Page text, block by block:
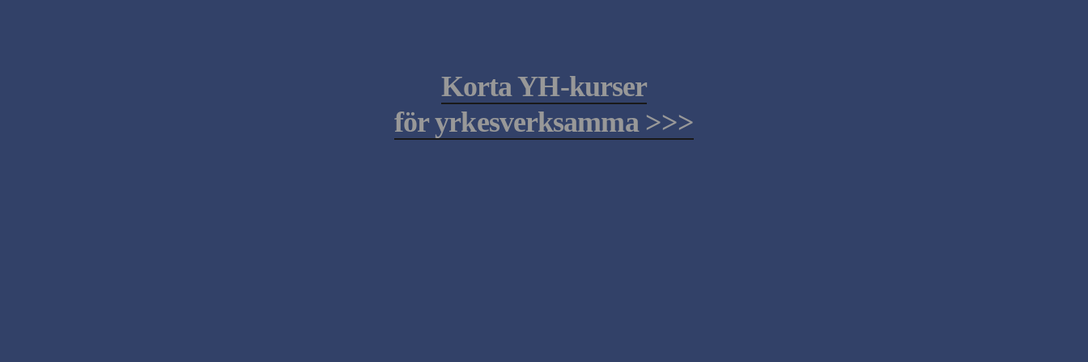
Korta YH-kurser
för yrkesverksamma >>>